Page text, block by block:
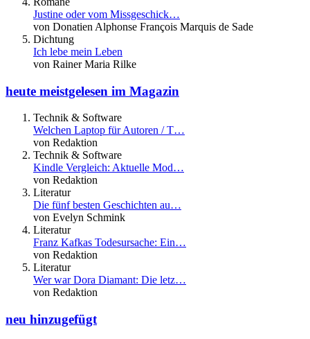
Justine oder vom Missgeschick…
von Donatien Alphonse François Marquis de Sade
Dichtung
Ich lebe mein Leben
von Rainer Maria Rilke
heute meistgelesen im Magazin
Technik & Software
Welchen Laptop für Autoren / T…
von Redaktion
Technik & Software
Kindle Vergleich: Aktuelle Mod…
von Redaktion
Literatur
Die fünf besten Geschichten au…
von Evelyn Schmink
Literatur
Franz Kafkas Todesursache: Ein…
von Redaktion
Literatur
Wer war Dora Diamant: Die letz…
von Redaktion
neu hinzugefügt